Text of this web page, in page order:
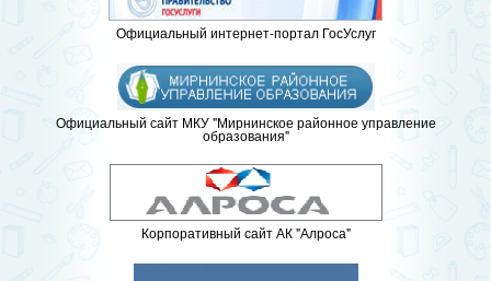
Официальный интернет-портал ГосУслуг
Официальный сайт МКУ "Мирнинское районное управление
образования"
Корпоративный сайт АК "Алроса"